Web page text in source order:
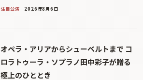
注目公演 2026年8月6日
オペラ・アリアからシューベルトまで コ
ロラトゥーラ・ソプラノ田中彩子が贈る
極上のひととき